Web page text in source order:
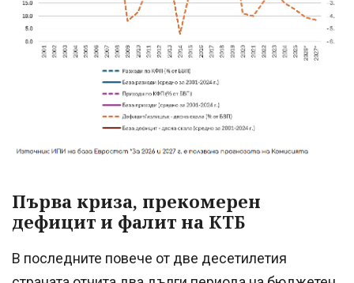
Първа криза, прекомерен
дефицит и фалит на КТБ
В последните повече от две десетилетия